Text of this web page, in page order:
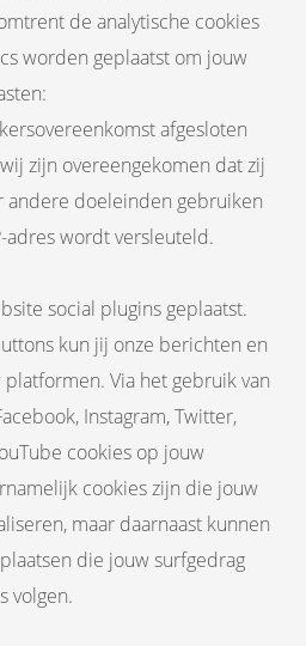
de analytische cookies
worden geplaatst om jouw
afgesloten
zijn overeengekomen dat zij
andere doeleinden gebruiken
adres wordt versleuteld.
social plugins geplaatst.
kun jij onze berichten en
Via het gebruik van
Instagram, Twitter,
cookies op jouw
cookies zijn die jouw
maar daarnaast kunnen
die jouw surfgedrag
volgen.